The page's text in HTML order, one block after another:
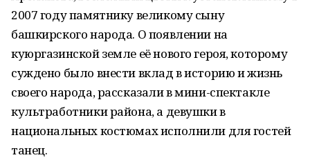
2007 году памятнику великому сыну
башкирского народа. О появлении на
куюргазинской земле её нового героя, которому
суждено было внести вклад в историю и жизнь
своего народа, рассказали в мини-спектакле
культработники района, а девушки в
национальных костюмах исполнили для гостей
танец.